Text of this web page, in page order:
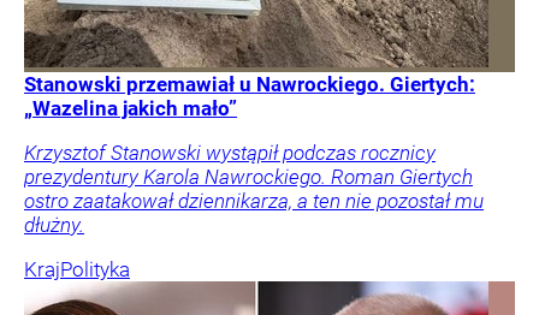
Stanowski przemawiał u Nawrockiego. Giertych:
„Wazelina jakich mało”
Krzysztof Stanowski wystąpił podczas rocznicy
prezydentury Karola Nawrockiego. Roman Giertych
ostro zaatakował dziennikarza, a ten nie pozostał mu
dłużny.
KrajPolityka